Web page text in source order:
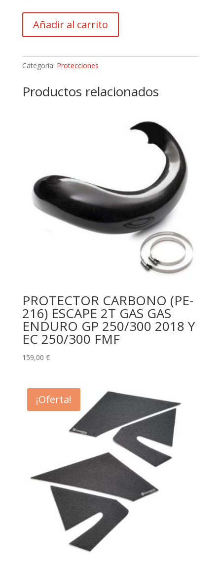
BOBINA
(05-
APICO
TBCM7A
Añadir al carrito
Categoría: Protecciones
Productos relacionados
PROTECTOR CARBONO (PE-
216) ESCAPE 2T GAS GAS
ENDURO GP 250/300 2018 Y
EC 250/300 FMF
159,00 €
¡Oferta!